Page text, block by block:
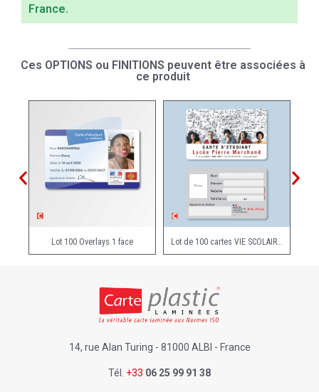
France.
Ces OPTIONS ou FINITIONS peuvent être associées à
ce produit
Lot 100 Overlays 1 face Lot de 100 cartes VIE SCOLAIRE - STANDARD
14, rue Alan Turing - 81000 ALBI - France
Tél. +33 06 25 99 91 38